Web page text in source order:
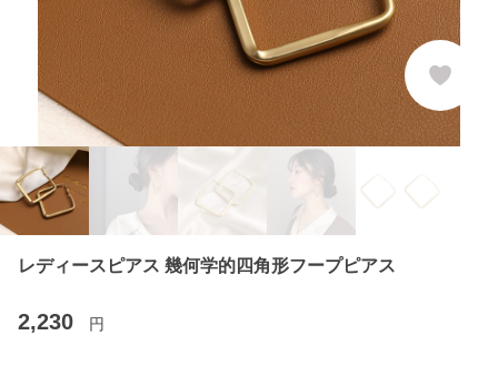
レディースピアス 幾何学的四角形フープピアス
2,230 円